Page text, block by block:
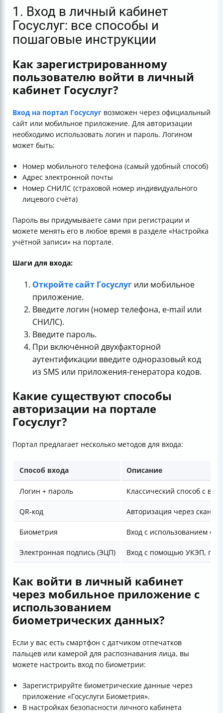
1. Вход в личный кабинет
Госуслуг: все способы и
пошаговые инструкции
Как зарегистрированному
пользователю войти в личный
кабинет Госуслуг?
Вход на портал Госуслуг возможен через официальный
сайт или мобильное приложение. Для авторизации
необходимо использовать логин и пароль. Логином
может быть:
Номер мобильного телефона (самый удобный способ)
Адрес электронной почты
Номер СНИЛС (страховой номер индивидуального
лицевого счёта)
Пароль вы придумываете сами при регистрации и
можете менять его в любое время в разделе «Настройка
учётной записи» на портале.
Шаги для входа:
Откройте сайт Госуслуг или мобильное
приложение.
Введите логин (номер телефона, e-mail или
СНИЛС).
Введите пароль.
При включённой двухфакторной
аутентификации введите одноразовый код
из SMS или приложения-генератора кодов.
Какие существуют способы
авторизации на портале
Госуслуг?
Портал предлагает несколько методов для входа:
Способ входа Описание
Логин + пароль Классический способ с
QR-код Авторизация через
Биометрия Вход с использованием
Электронная подпись (ЭЦП) Вход с помощью УКЭП, при
Как войти в личный кабинет
через мобильное приложение с
использованием
биометрических данных?
Если у вас есть смартфон с датчиком отпечатков
пальцев или камерой для распознавания лица, вы
можете настроить вход по биометрии:
Зарегистрируйте биометрические данные через
приложение «Госуслуги Биометрия».
В настройках безопасности личного кабинета